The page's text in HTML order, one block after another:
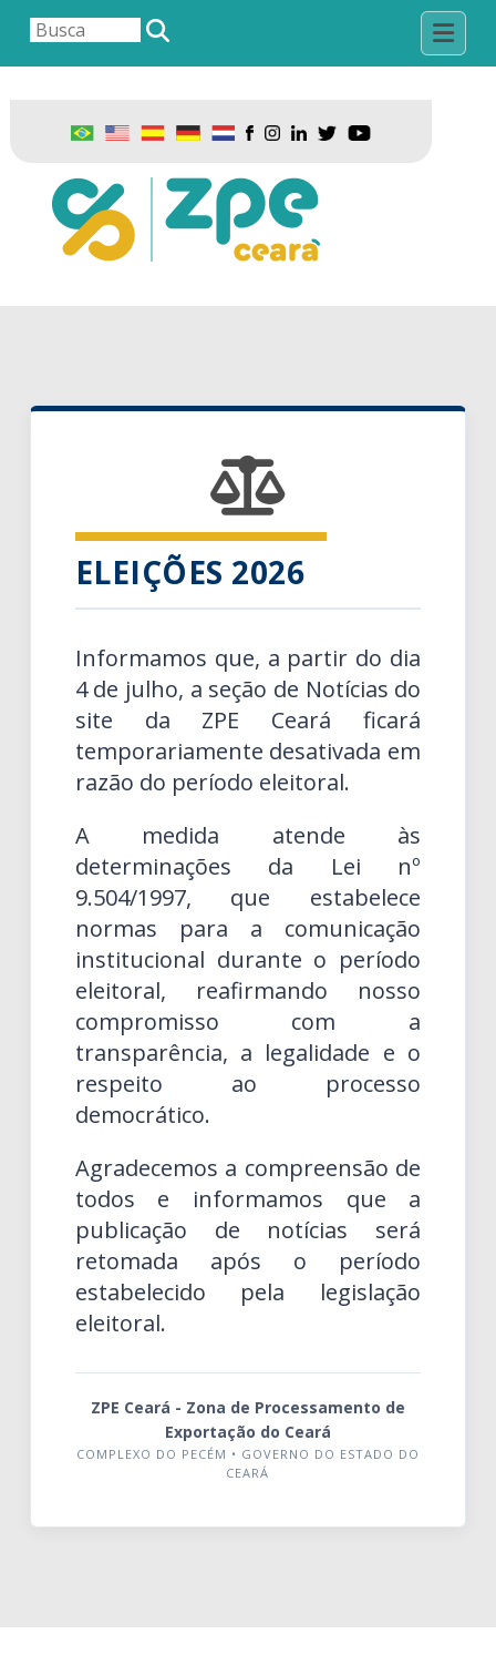
ELEIÇÕES 2026
Informamos que, a partir do dia
4 de julho, a seção de Notícias do
site da ZPE Ceará ficará
temporariamente desativada em
razão do período eleitoral.
A medida atende às
determinações da Lei nº
9.504/1997, que estabelece
normas para a comunicação
institucional durante o período
eleitoral, reafirmando nosso
compromisso com a
transparência, a legalidade e o
respeito ao processo
democrático.
Agradecemos a compreensão de
todos e informamos que a
publicação de notícias será
retomada após o período
estabelecido pela legislação
eleitoral.
ZPE Ceará - Zona de Processamento de
Exportação do Ceará
COMPLEXO DO PECÉM • GOVERNO DO ESTADO DO
CEARÁ